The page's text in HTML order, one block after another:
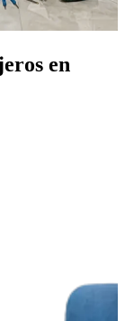
en